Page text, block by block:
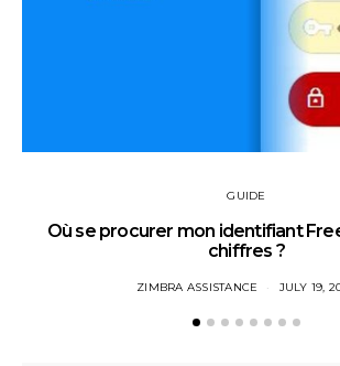
GUIDE
Où se procurer mon identifiant
chiffres ?
ZIMBRA ASSISTANCE JULY 19,